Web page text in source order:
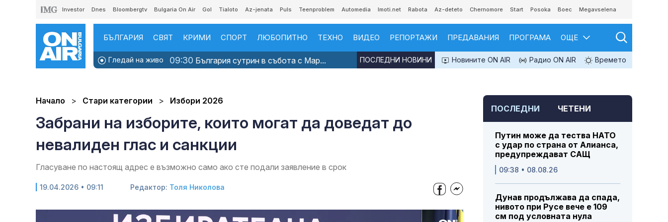
Investor Dnes Bloombergtv Bulgaria On Air Gol Tialoto Az-jenata Puls Teenproblem Automedia Imoti.net Rabota Az-deteto Chernomore Start Posoka Boec Megavselena
БЪЛГАРИЯ СВЯТ КРИМИ СПОРТ ЛЮБОПИТНО ТЕХНО ВИДЕО РЕПОРТАЖИ ПРЕДАВАНИЯ ПРОГРАМА ОЩЕ
Гледай на живо 09:30 България сутрин в събота с Мар... Новините ON AIR Радио ON AIR Времето
ПОСЛЕДНИ НОВИНИ
Начало Стари категории Избори 2026
Забрани на изборите, които могат да доведат до
невалиден глас и санкции
Гласуване по настоящ адрес е възможно само ако сте подали заявление в срок
19.04.2026 • 09:11 Редактор: Толя Николова
ПОСЛЕДНИ ЧЕТЕНИ
Путин може да тества НАТО
с удар по страна от Алианса,
предупреждават САЩ
09:38 • 08.08.26
Дунав продължава да спада,
нивото при Русе вече е 109
см под условната нула